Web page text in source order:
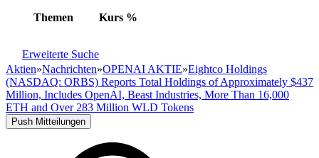
Themen Kurs %
Erweiterte Suche
Aktien»Nachrichten»OPENAI AKTIE»Eightco Holdings
(NASDAQ: ORBS) Reports Total Holdings of Approximately $437
Million, Includes OpenAI, Beast Industries, More Than 16,000
ETH and Over 283 Million WLD Tokens
Push Mitteilungen